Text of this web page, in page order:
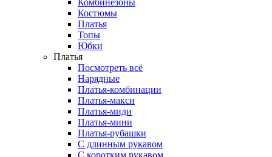
Костюмы
Платья
Топы
Юбки
Платья
Посмотреть всё
Нарядные
Платья-комбинации
Платья-макси
Платья-миди
Платья-мини
Платья-рубашки
С длинным рукавом
С коротким рукавом